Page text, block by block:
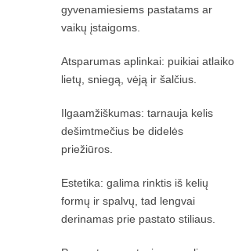
gyvenamiesiems pastatams ar
vaikų įstaigoms.
Atsparumas aplinkai: puikiai atlaiko
lietų, sniegą, vėją ir šalčius.
Ilgaamžiškumas: tarnauja kelis
dešimtmečius be didelės
priežiūros.
Estetika: galima rinktis iš kelių
formų ir spalvų, tad lengvai
derinamas prie pastato stiliaus.